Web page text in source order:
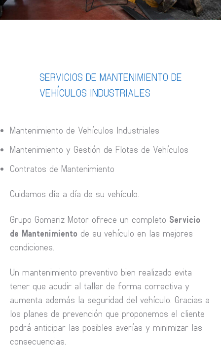
SERVICIOS DE MANTENIMIENTO DE
VEHÍCULOS INDUSTRIALES
Mantenimiento de Vehículos Industriales
Mantenimiento y Gestión de Flotas de Vehículos
Contratos de Mantenimiento
Cuidamos día a día de su vehículo.
Grupo Gomariz Motor ofrece un completo Servicio
de Mantenimiento de su vehículo en las mejores
condiciones.
Un mantenimiento preventivo bien realizado evita
tener que acudir al taller de forma correctiva y
aumenta además la seguridad del vehículo. Gracias a
los planes de prevención que proponemos el cliente
podrá anticipar las posibles averías y minimizar las
consecuencias.